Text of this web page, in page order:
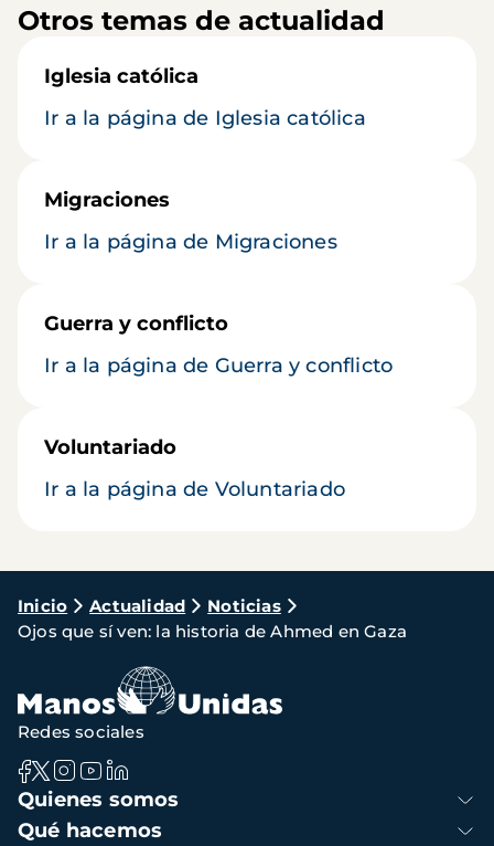
Otros temas de actualidad
Iglesia católica
Ir a la página de Iglesia católica
Migraciones
Ir a la página de Migraciones
Guerra y conflicto
Ir a la página de Guerra y conflicto
Voluntariado
Ir a la página de Voluntariado
Ruta
de
navegación
Inicio Actualidad
Noticias
Ojos que sí ven: la historia de Ahmed en Gaza
Navegación
principal
Quienes somos
Qué hacemos
Redes sociales